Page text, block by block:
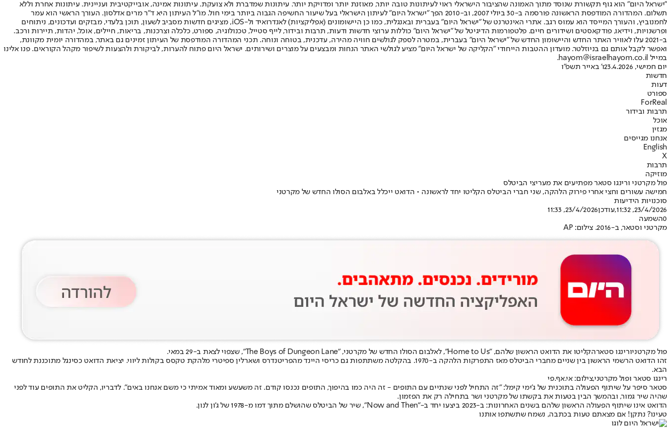
"ישראל היום" הוא גוף תקשורת שנוסד מתוך האמונה שהציבור הישראלי ראוי לעיתונות טובה יותר, מאוזנת יותר ומדויקת יותר. עיתונות שמדברת ולא צועקת. עיתונות אמינה, אובייקטיבית ועניינית. עיתונות אחרת וללא
תשלום. המהדורה המודפסת הראשונה פורסמה ב-30 ביולי 2007, וב-2010 הפך "ישראל היום" לעיתון הישראלי בעל שיעור החשיפה הגבוה ביותר בימי חול. מו"ל העיתון היא ד"ר מרים אדלסון. העורך הראשי הוא עמר
לחמנוביץ, והעורך המייסד הוא עמוס רגב. אתרי האינטרנט של "ישראל היום" בעברית ובאנגלית, כמו כן היישומונים (אפליקציות) לאנדרואיד ול-iOS, מציגים חדשות מסביב לשעון, תוכן בלעדי, מבזקים ועדכונים, ניתוחים
ופרשנויות, וידיאו, פודקאסטים ושידורים חיים. פלטפורמות הדיגיטל של "ישראל היום" כוללות ערוצי חדשות ודעות, תרבות ובידור, לייף סטייל, טכנולוגיה, ספורט, כלכלה וצרכנות, בריאות, חיילים, אוכל, יהדות, תיירות ורכב.
ב-2021 עלו לאוויר האתר החדש והיישומון החדש של "ישראל היום" בעברית, במטרה לספק לגולשים חוויה מהירה, עדכנית, בטוחה ונוחה. תכני המהדורה המודפסת של העיתון זמינים גם באתר, במהדורה יומית מקוונת,
ואפשר לקבל אותם גם בניוזלטר. מועדון ההטבות הייחודי "הקליקה של ישראל היום" מציע לגולשי האתר הנחות ומבצעים על מוצרים ושירותים. ישראל היום פתוח להערות, לביקורת ולהצעות לשיפור מקהל הקוראים. פנו אלינו
במייל hayom@israelhayom.co.il.
יום חמישי, 23.4.2026
ו' באייר תשפ"ו
חדשות
דעות
ספורט
ForReal
תרבות ובידור
אוכל
מגזין
אנחנו מגייסים
English
X
תרבות
מוזיקה
פול מקרטני ורינגו סטאר מפתיעים את מעריצי הביטלס
חמישה עשורים וחצי אחרי פירוק הלהקה, שני חברי הביטלס הקליטו יחד לראשונה • הדואט ייכלל באלבום הסולו החדש של מקרטני
סוכנויות הידיעות
23/4/2026, 11:32
,עודכן23/4/2026, 11:33
0השמעה
מקרטני וסטאר, ב-2016. צילום: AP
פול מקרטניורינגו סטארהקליטו את הדואט הראשון שלהם, "Home to Us", לאלבום הסולו החדש של מקרטני, "The Boys of Dungeon Lane", שצפוי לצאת ב-29 במאי.
זהו הדואט הרשמי הראשון בין שניים מחברי הביטלס מאז התפרקות הלהקה ב-1970. בהקלטה משתתפות גם כריסי היינד מהפריטנדרס ושארלין ספיטרי מלהקת טקסס בקולות ליווי. יציאת הדואט כסינגל מתוכננת לחודש
הבא.
רינגו סטאר ופול מקרטני,צילום: אי.אף.פי
סטאר סיפר על שיתוף הפעולה בתוכנית של ג'ימי קימל: "זה התחיל לפני שנתיים עם התופים - זה היה כמו בהיפוך, התופים נכנסו קודם. זה משעשע ומאוד אמיתי כי משם אנחנו באים". לדבריו, הקליט את התופים עוד לפני
שהיה שיר גמור, ובהמשך הבין בטעות את בקשתו של מקרטני ושר בתחילה רק את הפזמון.
הדואט אינו שיתוף הפעולה הראשון שלהם בשנים האחרונות: ב-2023 ביצעו יחד ב-"Now and Then", שיר של הביטלס שהושלם מתוך דמו מ-1978 של ג'ון לנון.
טעינו? נתקן! אם מצאתם טעות בכתבה, נשמח שתשתפו אותנו